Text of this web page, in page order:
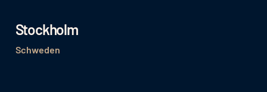
Stockholm
Schweden